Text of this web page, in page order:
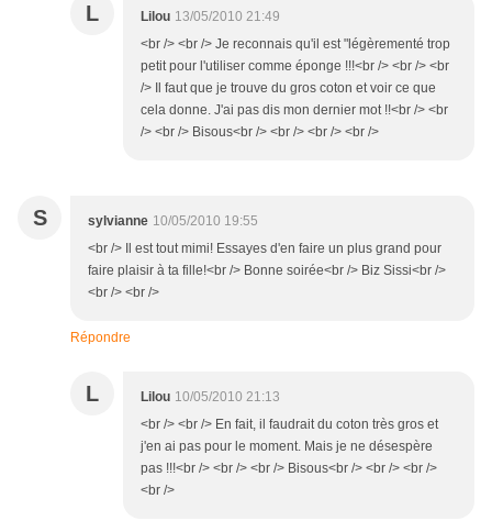
L Lilou 13/05/2010 21:49
<br /> <br /> Je reconnais qu'il est "légèrementé trop
petit pour l'utiliser comme éponge !!!<br /> <br /> <br
/> Il faut que je trouve du gros coton et voir ce que
cela donne. J'ai pas dis mon dernier mot !!<br /> <br
/> <br /> Bisous<br /> <br /> <br /> <br />
S sylvianne 10/05/2010 19:55
<br /> Il est tout mimi! Essayes d'en faire un plus grand pour
faire plaisir à ta fille!<br /> Bonne soirée<br /> Biz Sissi<br />
<br /> <br />
Répondre
L Lilou 10/05/2010 21:13
<br /> <br /> En fait, il faudrait du coton très gros et
j'en ai pas pour le moment. Mais je ne désespère
pas !!!<br /> <br /> <br /> Bisous<br /> <br /> <br />
<br />